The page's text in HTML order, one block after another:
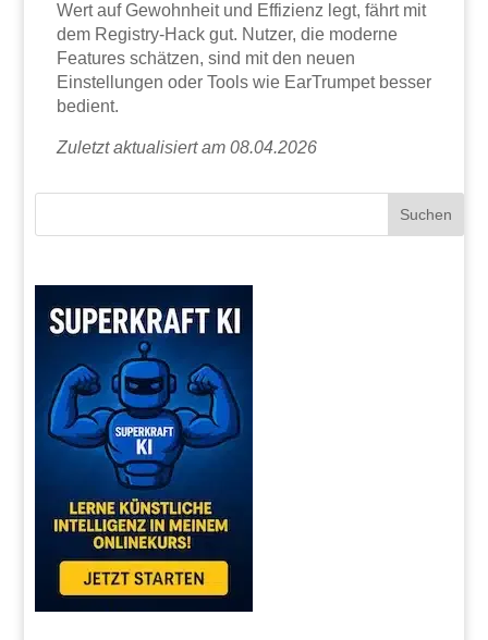
Wert auf Gewohnheit und Effizienz legt, fährt mit
dem Registry-Hack gut. Nutzer, die moderne
Features schätzen, sind mit den neuen
Einstellungen oder Tools wie EarTrumpet besser
bedient.
Zuletzt aktualisiert am 08.04.2026